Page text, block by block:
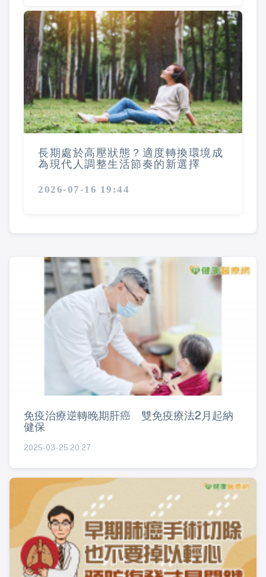
長期處於高壓狀態？適度轉換環境成
為現代人調整生活節奏的新選擇
2026-07-16 19:44
免疫治療逆轉晚期肝癌 雙免疫療法2月起納
健保
2025-03-25 20:27